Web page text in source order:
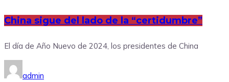
China sigue del lado de la “certidumbre”
El día de Año Nuevo de 2024, los presidentes de China
admin